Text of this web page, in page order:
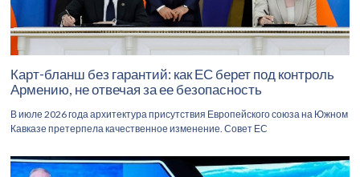
Карт-бланш без гарантий: как ЕС берет под контроль
Армению, не отвечая за ее безопасность
В июле 2026 года архитектура присутствия Европейского союза на Южном
Кавказе претерпела качественное изменение. Совет ЕС